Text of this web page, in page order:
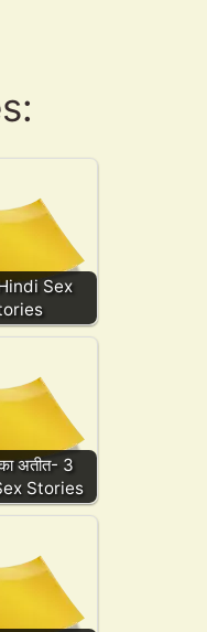
Sex
अतीत- 3
Stories